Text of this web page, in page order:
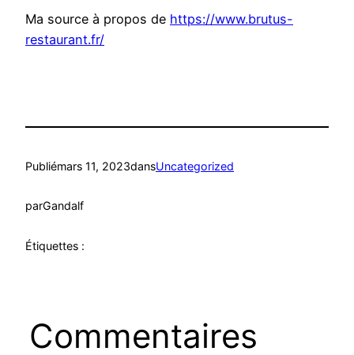
Ma source à propos de https://www.brutus-
restaurant.fr/
Publiémars 11, 2023dansUncategorized
parGandalf
Étiquettes :
Commentaires